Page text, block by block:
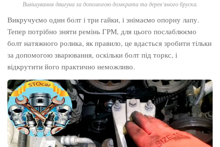
Вивішування двигуна за допомогою домкрата та дерев’яного бруска.
Викручуємо один болт і три гайки, і знімаємо опорну лапу.
Тепер потрібно зняти ремінь ГРМ, для цього послаблюємо
болт натяжного ролика, як правило, це вдасться зробити тільки
за допомогою зварювання, оскільки болт під торкс, і
відкрутити його практично неможливо.